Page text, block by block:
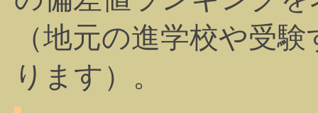
（地元の進学校や受
ります）。